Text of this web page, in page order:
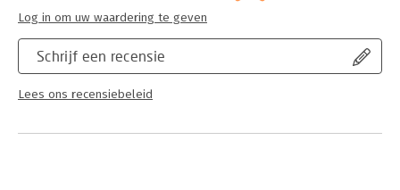
Schrijf een recensie
Lees ons recensiebeleid
Log in om uw waardering te geven